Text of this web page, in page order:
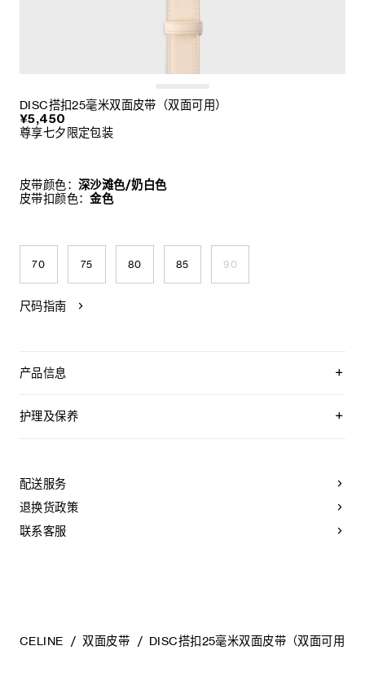
DISC搭扣25毫米双面皮带（双面可用）
¥5,450
尊享七夕限定包装
皮带颜色：深沙滩色/奶白色
皮带扣颜色：金色
70 75 80 85 90
尺码指南
产品信息
附赠2个皮革环，配合不同面使用
宽度：1英寸（2.5厘米）
金属
金色饰面
宽度：1英寸（2.5厘米）
护理及保养
为长期保持皮带美观，请您遵循以下建议：
- 避免接触水、油、香水和化妆品。如果不小心沾湿了皮带，请
使用柔软的浅色布轻轻擦拭，吸干残留液体。
- 请勿将本产品长时间暴露在高温或强光照射之下。
配送服务
退换货政策
联系客服
CELINE 双面皮带 DISC搭扣25毫米双面皮带（双面可用）